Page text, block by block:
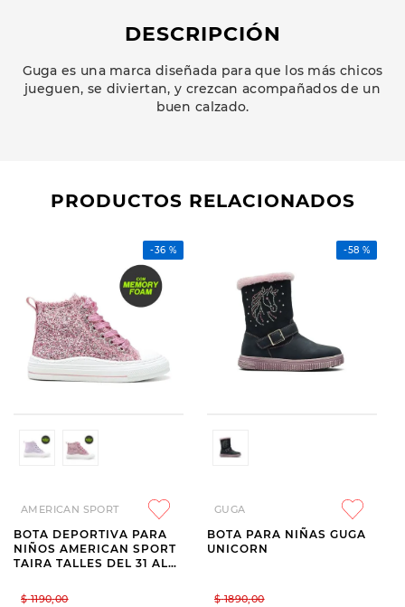
DESCRIPCIÓN
Guga es una marca diseñada para que los más chicos
jueguen, se diviertan, y crezcan acompañados de un
buen calzado.
PRODUCTOS RELACIONADOS
-36 %
AMERICAN SPORT
BOTA DEPORTIVA PARA
NIÑOS AMERICAN SPORT
TAIRA TALLES DEL 31 AL
$ 1190,00
-58 %
GUGA
BOTA PARA NIÑAS GUGA
UNICORN
$ 1890,00